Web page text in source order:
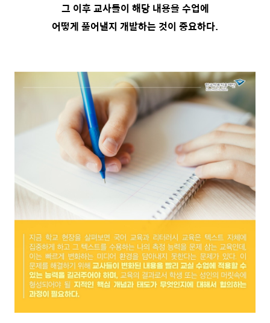
그 이후 교사들이 해당 내용을 수업에
어떻게 풀어낼지 개발하는 것이 중요하다.